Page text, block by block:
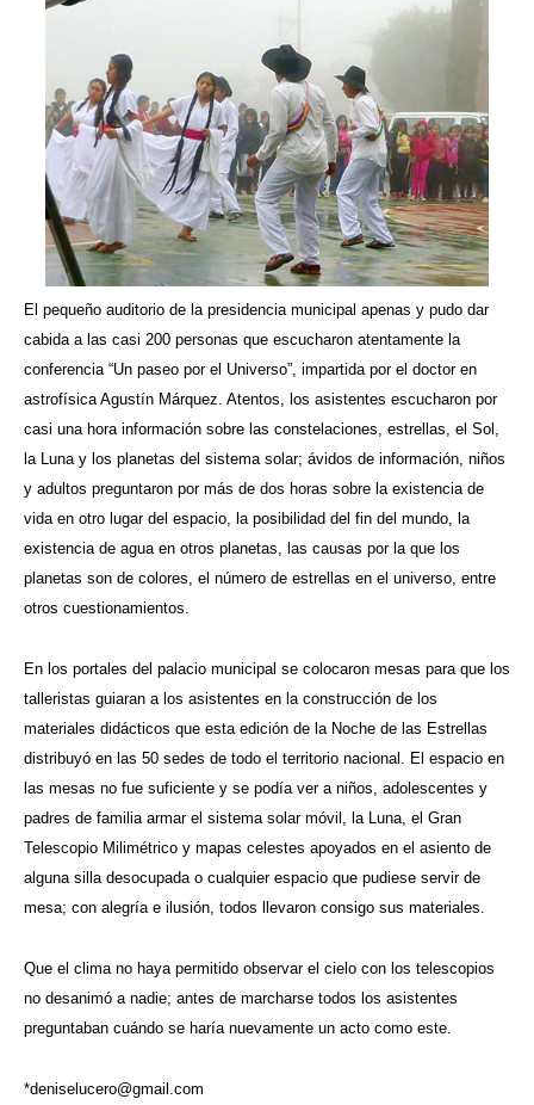
El pequeño auditorio de la presidencia municipal apenas y pudo dar
cabida a las casi 200 personas que escucharon atentamente la
conferencia “Un paseo por el Universo”, impartida por el doctor en
astrofísica Agustín Márquez. Atentos, los asistentes escucharon por
casi una hora información sobre las constelaciones, estrellas, el Sol,
la Luna y los planetas del sistema solar; ávidos de información, niños
y adultos preguntaron por más de dos horas sobre la existencia de
vida en otro lugar del espacio, la posibilidad del fin del mundo, la
existencia de agua en otros planetas, las causas por la que los
planetas son de colores, el número de estrellas en el universo, entre
otros cuestionamientos.
En los portales del palacio municipal se colocaron mesas para que los
talleristas guiaran a los asistentes en la construcción de los
materiales didácticos que esta edición de la Noche de las Estrellas
distribuyó en las 50 sedes de todo el territorio nacional. El espacio en
las mesas no fue suficiente y se podía ver a niños, adolescentes y
padres de familia armar el sistema solar móvil, la Luna, el Gran
Telescopio Milimétrico y mapas celestes apoyados en el asiento de
alguna silla desocupada o cualquier espacio que pudiese servir de
mesa; con alegría e ilusión, todos llevaron consigo sus materiales.
Que el clima no haya permitido observar el cielo con los telescopios
no desanimó a nadie; antes de marcharse todos los asistentes
preguntaban cuándo se haría nuevamente un acto como este.
*deniselucero@gmail.com